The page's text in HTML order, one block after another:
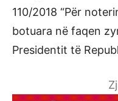
110/2018 “Për
botuara në faqen
Presidentit të